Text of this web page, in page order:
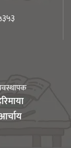
सामुदायिक
आँखादान
बिशन लिम्बू